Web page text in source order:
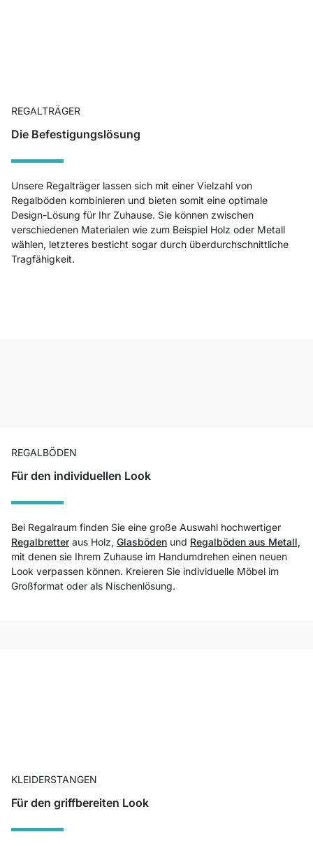
REGALTRÄGER
Die Befestigungslösung
Unsere Regalträger lassen sich mit einer Vielzahl von
Regalböden kombinieren und bieten somit eine optimale
Design-Lösung für Ihr Zuhause. Sie können zwischen
verschiedenen Materialen wie zum Beispiel Holz oder Metall
wählen, letzteres besticht sogar durch überdurchschnittliche
Tragfähigkeit.
REGALBÖDEN
Für den individuellen Look
Bei Regalraum finden Sie eine große Auswahl hochwertiger
Regalbretter aus Holz, Glasböden und Regalböden aus Metall,
mit denen sie Ihrem Zuhause im Handumdrehen einen neuen
Look verpassen können. Kreieren Sie individuelle Möbel im
Großformat oder als Nischenlösung.
KLEIDERSTANGEN
Für den griffbereiten Look